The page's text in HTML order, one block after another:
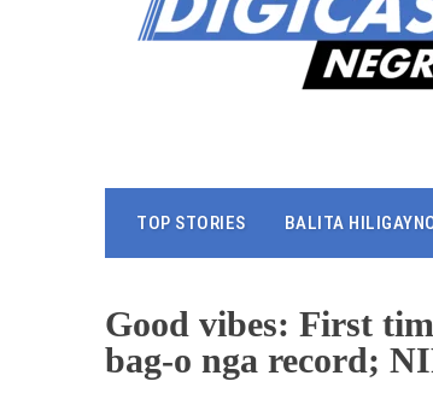
TOP STORIES BALITA
Good vibes: First
bag-o nga record;